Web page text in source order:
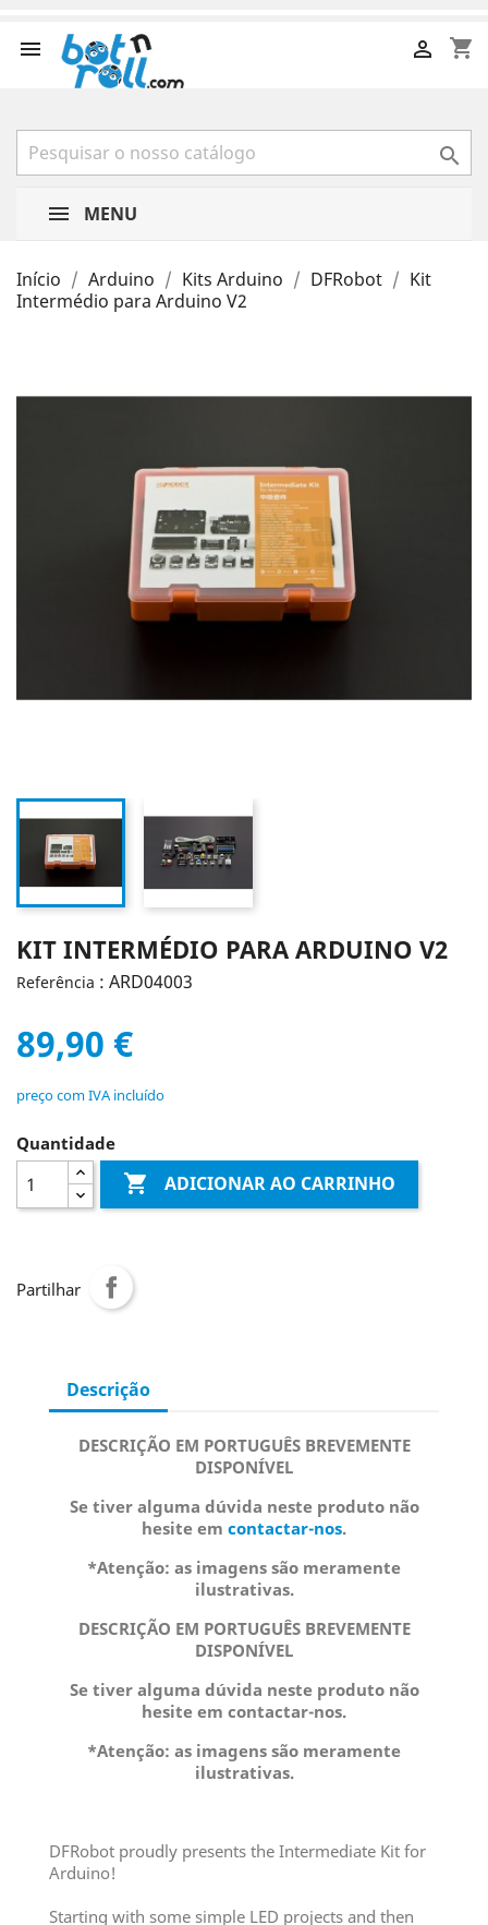
 shopping_cart


MENU
Início Arduino Kits Arduino DFRobot
Kit
Intermédio para Arduino V2
KIT INTERMÉDIO PARA ARDUINO V2
Referência : ARD04003
89,90 €
preço com IVA incluído
Quantidade
 ADICIONAR AO CARRINHO
Partilhar
Descrição
DESCRIÇÃO EM PORTUGUÊS BREVEMENTE
DISPONÍVEL
Se tiver alguma dúvida neste produto não
hesite em contactar-nos.
*Atenção: as imagens são meramente
ilustrativas.
DESCRIÇÃO EM PORTUGUÊS BREVEMENTE
DISPONÍVEL
Se tiver alguma dúvida neste produto não
hesite em contactar-nos.
*Atenção: as imagens são meramente
ilustrativas.
DFRobot proudly presents the Intermediate Kit for
Arduino!
Starting with some simple LED projects and then